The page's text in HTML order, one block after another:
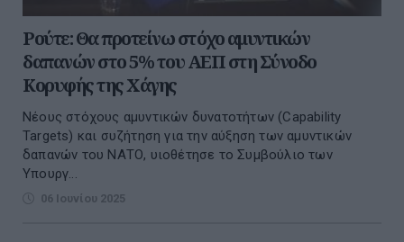
Ρούτε: Θα προτείνω στόχο αμυντικών
δαπανών στο 5% του ΑΕΠ στη Σύνοδο
Κορυφής της Χάγης
Νέους στόχους αμυντικών δυνατοτήτων (Capability
Targets) και συζήτηση για την αύξηση των αμυντικών
δαπανών του ΝΑΤΟ, υιοθέτησε το Συμβούλιο των
Υπουργ...
06 Ιουνίου 2025